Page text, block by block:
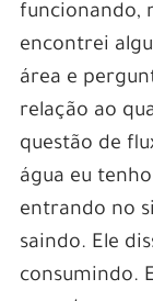
funcionando,
encontrei
área e
relação ao
questão de
água eu
entrando no
saindo. Ele
consumindo.